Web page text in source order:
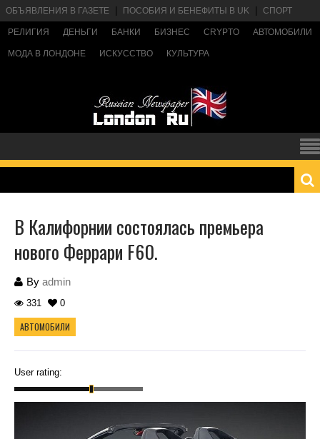
ОБЪЯВЛЕНИЯ В ГАЗЕТЕ ПОСОБИЯ И БЕНЕФИТЫ В UK СПОРТ
РЕЛИГИЯ ДЕНЬГИ БАНКИ БИЗНЕС CRYPTO АВТОМОБИЛИ
МОДА В ЛОНДОНЕ ИСКУССТВО КУЛЬТУРА
В Калифорнии состоялась премьера
нового Феррари F60.
By admin
331 0
АВТОМОБИЛИ
User rating: